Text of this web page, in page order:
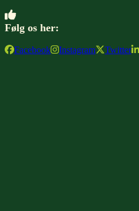
Følg os her:
Facebook Instagram Twitter